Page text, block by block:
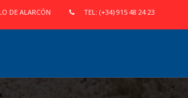
DE ALARCÓN TEL: (+34) 915 48 24 23